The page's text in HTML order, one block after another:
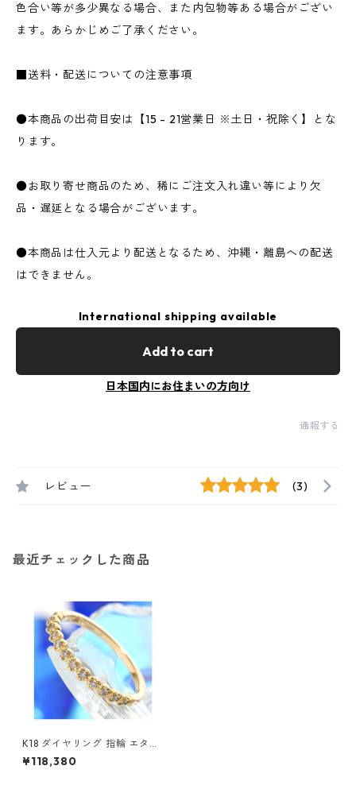
色合い等が多少異なる場合、また内包物等ある場合がござい
ます。あらかじめご了承ください。
■送料・配送についての注意事項
●本商品の出荷目安は【15 - 21営業日 ※土日・祝除く】とな
ります。
●お取り寄せ商品のため、稀にご注文入れ違い等により欠
品・遅延となる場合がございます。
●本商品は仕入元より配送となるため、沖縄・離島への配送
はできません。
International shipping available
Add to cart
日本国内にお住まいの方向け
通報する
レビュー (3)
最近チェックした商品
K18 ダイヤリング 指輪 エタニ
ティリング 19号 ダイヤモンド
ジュエリー アクセサリー レデ
¥118,380